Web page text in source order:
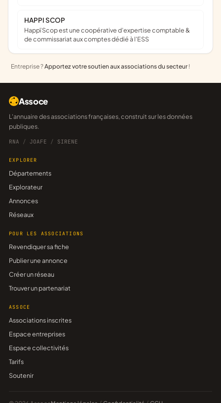
HAPPI SCOP
Happï Scop est une coopérative d’expertise comptable &
de commissariat aux comptes dédié à l'ESS
Entreprise ?Apportez votre soutien aux associations du secteur !
Assoce
L'annuaire des associations françaises, construit sur les données
publiques.
RNA / JOAFE / SIRENE
EXPLORER
Départements
Explorateur
Annonces
Réseaux
POUR LES ASSOCIATIONS
Revendiquer sa fiche
Publier une annonce
Créer un réseau
Trouver un partenariat
ASSOCE
Associations inscrites
Espace entreprises
Espace collectivités
Tarifs
Soutenir